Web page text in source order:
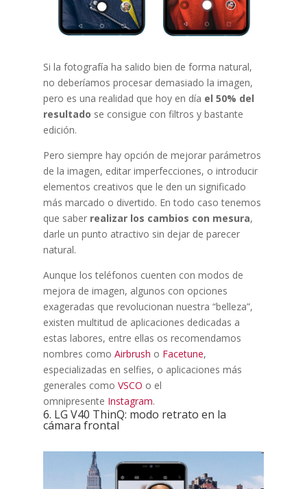
Si la fotografía ha salido bien de forma natural,
no deberíamos procesar demasiado la imagen,
pero es una realidad que hoy en día el 50% del
resultado se consigue con filtros y bastante
edición.
Pero siempre hay opción de mejorar parámetros
de la imagen, editar imperfecciones, o introducir
elementos creativos que le den un significado
más marcado o divertido. En todo caso tenemos
que saber realizar los cambios con mesura,
darle un punto atractivo sin dejar de parecer
natural.
Aunque los teléfonos cuenten con modos de
mejora de imagen, algunos con opciones
exageradas que revolucionan nuestra “belleza”,
existen multitud de aplicaciones dedicadas a
estas labores, entre ellas os recomendamos
nombres como Airbrush o Facetune,
especializadas en selfies, o aplicaciones más
generales como VSCO o el
omnipresente Instagram.
6. LG V40 ThinQ: modo retrato en la
cámara frontal